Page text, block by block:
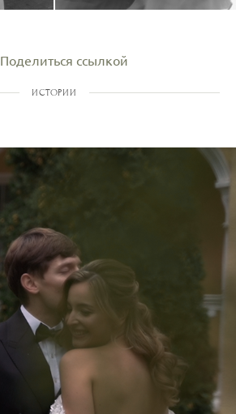
Поделиться ссылкой
ИСТОРИИ